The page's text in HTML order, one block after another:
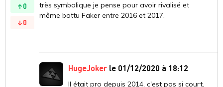
0
0
très symbolique je pense pour avoir rivalisé et
même battu Faker entre 2016 et 2017.
HugeJoker le 01/12/2020 à 18:12
Il était pro depuis 2014, c'est pas si court.